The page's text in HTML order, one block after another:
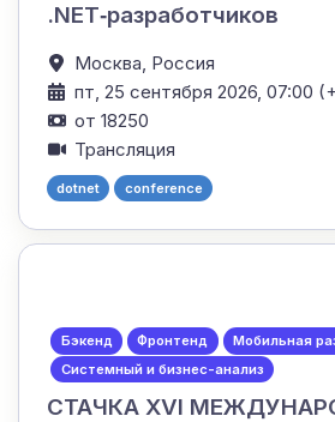
.NET‑разработчиков
Москва, Россия
пт, 25 сентября 2026, 07:00
от 18250
Трансляция
dotnet conference
Бэкенд Фронтенд Мобильная
Системный и бизнес-анализ
СТАЧКА XVI